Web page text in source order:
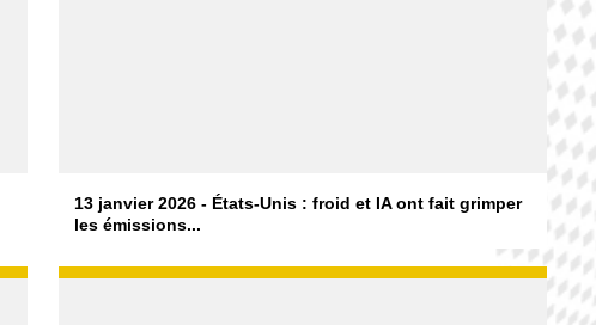
13 janvier 2026 - États-Unis : froid et IA ont fait grimper
les émissions...